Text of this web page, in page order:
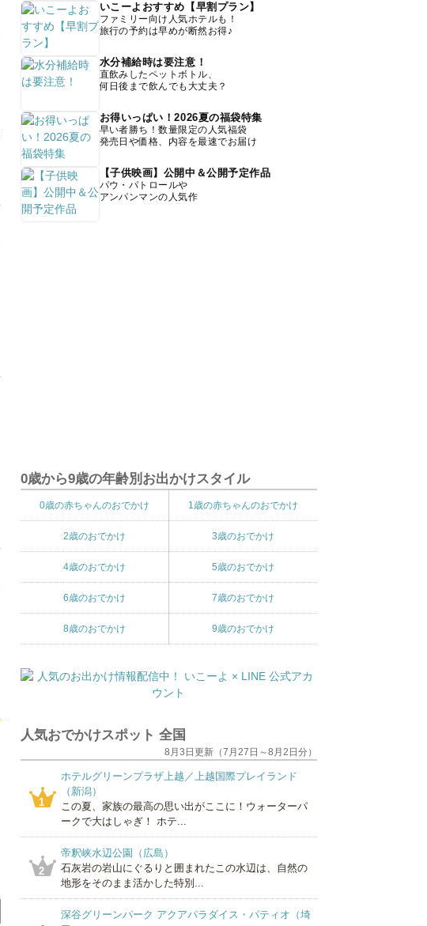
いこーよおすすめ【早割プラン】
ファミリー向け人気ホテルも！
旅行の予約は早めが断然お得♪
水分補給時は要注意！
直飲みしたペットボトル、
何日後まで飲んでも大丈夫？
お得いっぱい！2026夏の福袋特集
早い者勝ち！数量限定の人気福袋
発売日や価格、内容を最速でお届け
【子供映画】公開中＆公開予定作品
パウ・パトロールや
アンパンマンの人気作
0歳から9歳の年齢別お出かけスタイル
0歳の赤ちゃんのおでかけ 1歳の赤ちゃんのおでかけ
2歳のおでかけ 3歳のおでかけ
4歳のおでかけ 5歳のおでかけ
6歳のおでかけ 7歳のおでかけ
8歳のおでかけ 9歳のおでかけ
人気おでかけスポット 全国
8月3日更新（7月27日～8月2日分）
1
ホテルグリーンプラザ上越／上越国際プレイランド
（新潟）
この夏、家族の最高の思い出がここに！ウォーターパ
ークで大はしゃぎ！ ホテ...
2
帝釈峡水辺公園（広島）
石灰岩の岩山にぐるりと囲まれたこの水辺は、自然の
地形をそのまま活かした特別...
深谷グリーンパーク アクアパラダイス・パティオ（埼